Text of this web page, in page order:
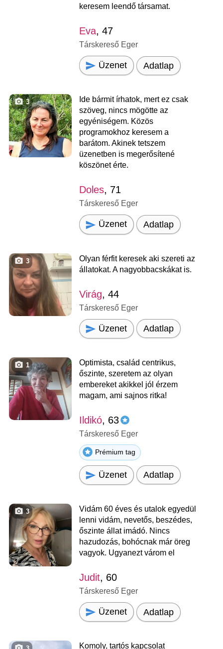
keresem leendő társamat.
Eva, 47
Társkereső Eger
Üzenet Adatlap
3
Ide bármit írhatok, mert ez csak
szöveg, nincs mögötte az
egyéniségem. Közös
programokhoz keresem a
barátom. Akinek tetszem
üzenetben is megerősítené
köszönet érte.
Doles, 71
Társkereső Eger
Üzenet Adatlap
3
Olyan férfit keresek aki szereti az
állatokat. A nagyobbacskákat is.
Virág, 44
Társkereső Eger
Üzenet Adatlap
1
Optimista, család centrikus,
őszinte, szeretem az olyan
embereket akikkel jól érzem
magam, ami sajnos ritka!
Ildikó, 63
Társkereső Eger
Prémium tag
Üzenet Adatlap
3
Vidám 60 éves és utalok egyedül
lenni vidám, nevetős, beszédes,
őszinte állat imádó. Nincs
hazudozás, bohócnak már öreg
vagyok. Ugyanezt várom el
Judit, 60
Társkereső Eger
Üzenet Adatlap
Komoly, tartós kapcsolat